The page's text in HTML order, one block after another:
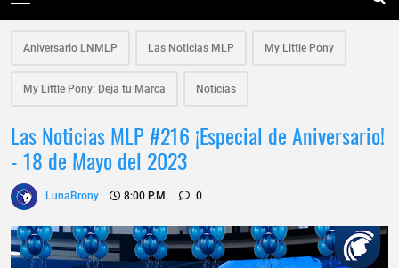
Aniversario LNMLP Las Noticias MLP My Little Pony
My Little Pony: Deja tu Marca Noticias
Las Noticias MLP #216 ¡Especial de Aniversario!
- 18 de Mayo del 2023
LunaBrony 8:00 P.m. 0